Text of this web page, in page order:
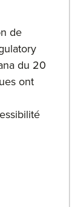
de
du 20
ont